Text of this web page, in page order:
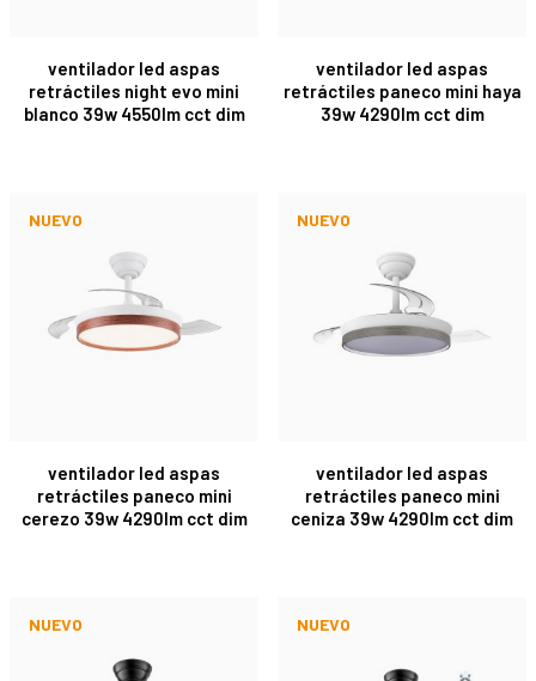
ventilador led aspas
retráctiles night evo mini
blanco 39w 4550lm cct dim
ventilador led aspas
retráctiles paneco mini haya
39w 4290lm cct dim
ventilador led aspas
retráctiles paneco mini
cerezo 39w 4290lm cct dim
NUEVO
ventilador led aspas
retráctiles paneco mini
ceniza 39w 4290lm cct dim
NUEVO
NUEVO NUEVO